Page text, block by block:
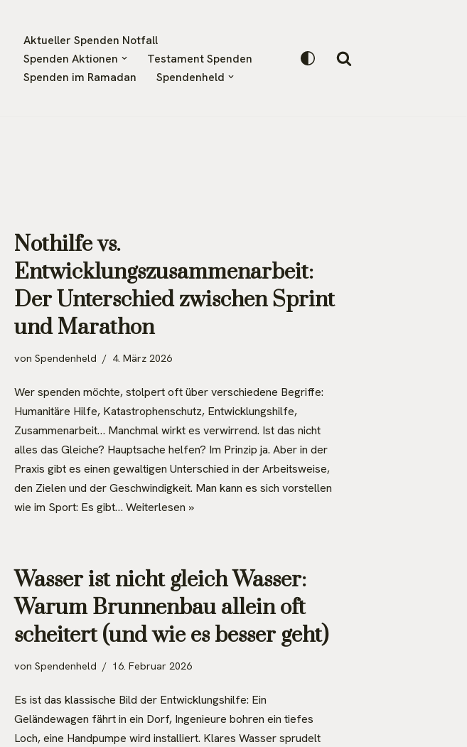
Aktueller Spenden Notfall
Spenden Aktionen
Testament Spenden
Spenden im Ramadan
Spendenheld
Nothilfe vs.
Entwicklungszusammenarbeit:
Der Unterschied zwischen Sprint
und Marathon
von Spendenheld 4. März 2026
Wer spenden möchte, stolpert oft über verschiedene Begriffe:
Humanitäre Hilfe, Katastrophenschutz, Entwicklungshilfe,
Zusammenarbeit… Manchmal wirkt es verwirrend. Ist das nicht
alles das Gleiche? Hauptsache helfen? Im Prinzip ja. Aber in der
Praxis gibt es einen gewaltigen Unterschied in der Arbeitsweise,
den Zielen und der Geschwindigkeit. Man kann es sich vorstellen
wie im Sport: Es gibt… Weiterlesen »
Wasser ist nicht gleich Wasser:
Warum Brunnenbau allein oft
scheitert (und wie es besser geht)
von Spendenheld 16. Februar 2026
Es ist das klassische Bild der Entwicklungshilfe: Ein
Geländewagen fährt in ein Dorf, Ingenieure bohren ein tiefes
Loch, eine Handpumpe wird installiert. Klares Wasser sprudelt